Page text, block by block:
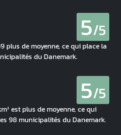
5/5
plus de moyenne, ce qui place la
du Danemark.
5/5
est plus de moyenne, ce qui
98 municipalités du Danemark.